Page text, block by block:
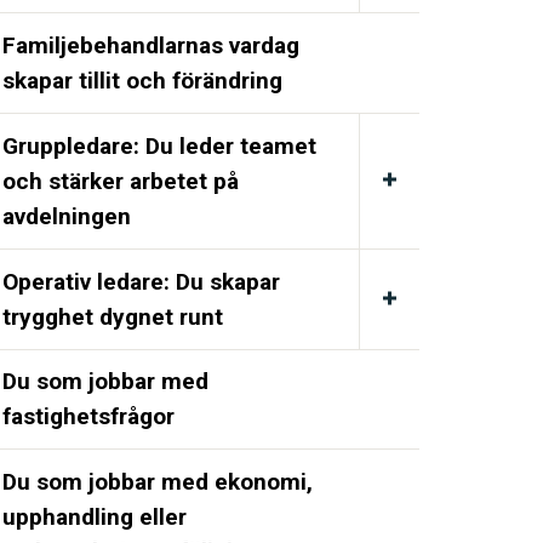
Familjebehandlarnas vardag
skapar tillit och förändring
Gruppledare: Du leder teamet
och stärker arbetet på
avdelningen
Operativ ledare: Du skapar
trygghet dygnet runt
Du som jobbar med
fastighetsfrågor
Du som jobbar med ekonomi,
upphandling eller